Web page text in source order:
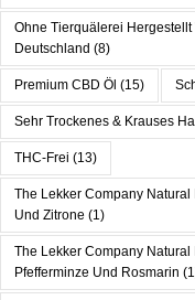
Ohne Tierquälerei Hergestellt
Deutschland (8)
Premium CBD Öl (15)
Sehr Trockenes & Krauses
THC-Frei (13)
The Lekker Company
Und Zitrone (1)
The Lekker Company Natural
Pfefferminze Und Rosmarin